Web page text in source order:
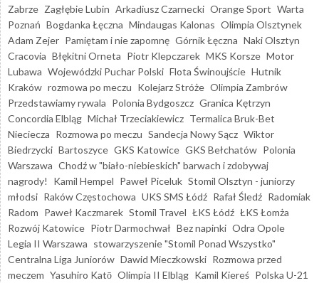
Zabrze Zagłębie Lubin Arkadiusz Czarnecki Orange Sport Warta
Poznań Bogdanka Łęczna Mindaugas Kalonas Olimpia Olsztynek
Adam Zejer Pamiętam i nie zapomnę Górnik Łęczna Naki Olsztyn
Cracovia Błękitni Orneta Piotr Klepczarek MKS Korsze Motor
Lubawa Wojewódzki Puchar Polski Flota Świnoujście Hutnik
Kraków rozmowa po meczu Kolejarz Stróże Olimpia Zambrów
Przedstawiamy rywala Polonia Bydgoszcz Granica Kętrzyn
Concordia Elbląg Michał Trzeciakiewicz Termalica Bruk-Bet
Nieciecza Rozmowa po meczu Sandecja Nowy Sącz Wiktor
Biedrzycki Bartoszyce GKS Katowice GKS Bełchatów Polonia
Warszawa Chodź w "biało-niebieskich" barwach i zdobywaj
nagrody!
Kamil Hempel Paweł Piceluk Stomil Olsztyn - juniorzy
młodsi Raków Częstochowa UKS SMS Łódź Rafał Śledź Radomiak
Radom Paweł Kaczmarek Stomil Travel ŁKS Łódź ŁKS Łomża
Rozwój Katowice Piotr Darmochwał Bez napinki Odra Opole
Legia II Warszawa stowarzyszenie "Stomil Ponad Wszystko"
Centralna Liga Juniorów Dawid Mieczkowski Rozmowa przed
meczem Yasuhiro Katō Olimpia II Elbląg Kamil Kiereś Polska U-21